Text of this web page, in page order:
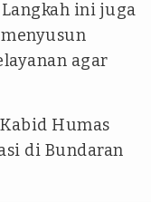
ini juga
agar
Humas
di Bundaran